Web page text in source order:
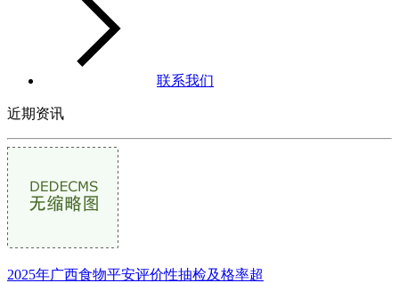
联系我们
近期资讯
2025年广西食物平安评价性抽检及格率超